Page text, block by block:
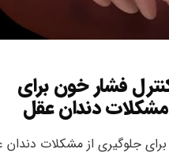
فشار خون برای
مشکلات دندان عقل
جلوگیری از مشکلات دندان